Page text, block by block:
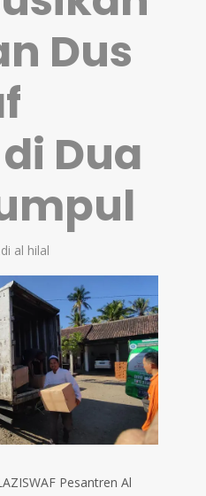
Dus
Dua
al hilal
Pesantren Al